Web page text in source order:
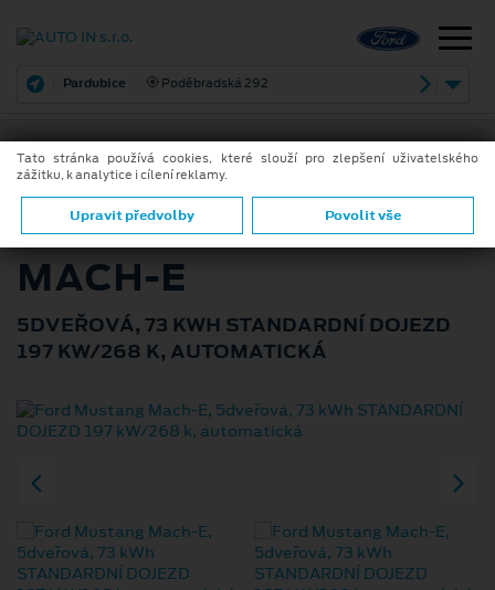
Pardubice Poděbradská 292
FORD MUSTANG
MACH-E
5DVEŘOVÁ, 73 KWH STANDARDNÍ DOJEZD
197 KW/268 K, AUTOMATICKÁ
Tato stránka používá cookies, které slouží pro zlepšení uživatelského
zážitku, k analytice i cílení reklamy.
Upravit předvolby Povolit vše